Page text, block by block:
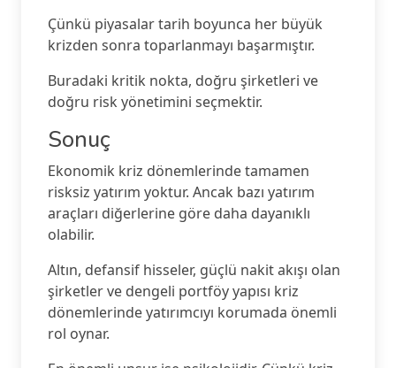
Çünkü piyasalar tarih boyunca her büyük
krizden sonra toparlanmayı başarmıştır.
Buradaki kritik nokta, doğru şirketleri ve
doğru risk yönetimini seçmektir.
Sonuç
Ekonomik kriz dönemlerinde tamamen
risksiz yatırım yoktur. Ancak bazı yatırım
araçları diğerlerine göre daha dayanıklı
olabilir.
Altın, defansif hisseler, güçlü nakit akışı olan
şirketler ve dengeli portföy yapısı kriz
dönemlerinde yatırımcıyı korumada önemli
rol oynar.